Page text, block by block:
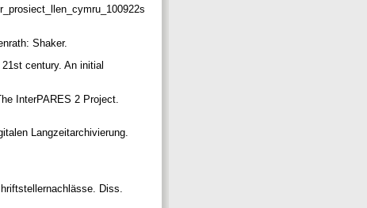
Shaker.
century. An initial
InterPARES 2 Project.
Langzeitarchivierung.
Diss.